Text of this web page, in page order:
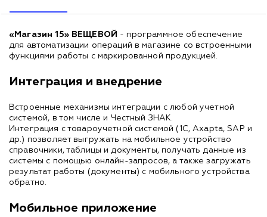
«Магазин 15»ВЕЩЕВОЙ - программное обеспечение
для автоматизации операций в магазине со встроенными
функциями работы с маркированной продукцией.
Интеграция и внедрение
Встроенные механизмы интеграции с любой учетной
системой, в том числе и Честный ЗНАК.
Интеграция с товароучетной системой (1С, Axapta, SAP и
др.) позволяет выгружать на мобильное устройство
справочники, таблицы и документы, получать данные из
системы с помощью онлайн-запросов, а также загружать
результат работы (документы) с мобильного устройства
обратно.
Мобильное приложение